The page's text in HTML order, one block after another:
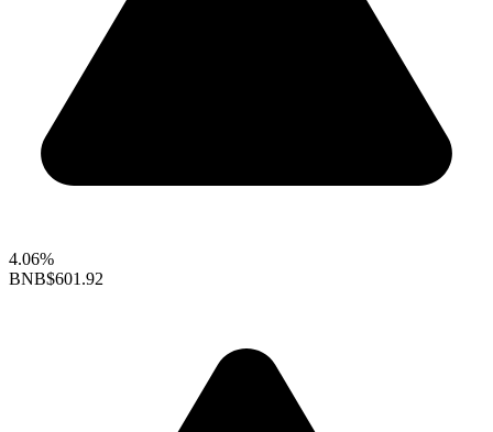
4.06%
BNB$601.92